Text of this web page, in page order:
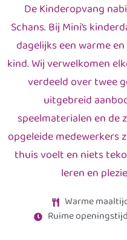
De Kinderopvang
Schans. Bij Mini’s
dagelijks een warme
kind. Wij verwelkomen
verdeeld over twee
uitgebreid
speelmaterialen en de
opgeleide medewerkers
thuis voelt en niets
leren en
Warme
Ruime